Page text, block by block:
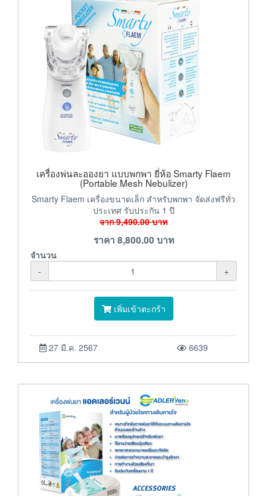
เครื่องพ่นละอองยา แบบพกพา ยี่ห้อ Smarty Flaem
(Portable Mesh Nebulizer)
Smarty Flaem เครื่องขนาดเล็ก สำหรับพกพา จัดส่งฟรีทั่ว
ประเทศ รับประกัน 1 ปี
จาก9,490.00บาท
ราคา 8,800.00 บาท
จำนวน
-
+
เพิ่มเข้าตะกร้า
27 มี.ค. 2567 6639